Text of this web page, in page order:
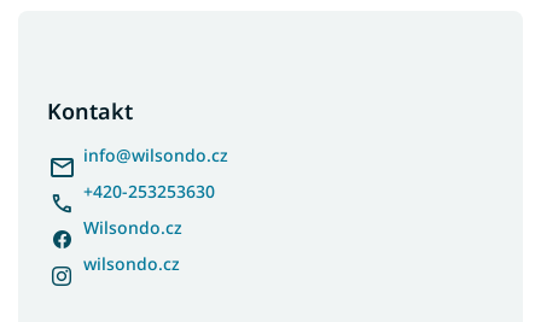
Kontakt
info@wilsondo.cz
+420-253253630
Wilsondo.cz
wilsondo.cz